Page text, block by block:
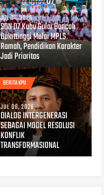
JUL 14, 2026
SDN 07 Kubu Gulai Bancah
Bukittinggi Mulai MPLS
Ramah, Pendidikan Karakter
Jadi Prioritas
BERITA KPU
JUL 06, 2026
DIALOG INTERGENERASI
SEBAGAI MODEL RESOLUSI
KONFLIK
TRANSFORMASIONAL